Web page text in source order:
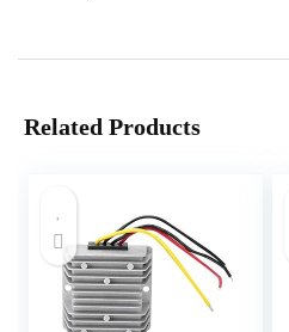
Related Products